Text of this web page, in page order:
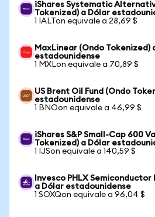
iShares Systematic
Tokenized) a Dólar
1 IALTon equivale a 28,69 $
MaxLinear (Ondo Tokenized)
estadounidense
1 MXLon equivale a 70,89 $
US Brent Oil Fund (Ondo
estadounidense
1 BNOon equivale a 46,99 $
iShares S&P Small-Cap 600
Tokenized) a Dólar
1 IJSon equivale a 140,59 $
Invesco PHLX Semiconductor
a Dólar estadounidense
1 SOXQon equivale a 96,04 $